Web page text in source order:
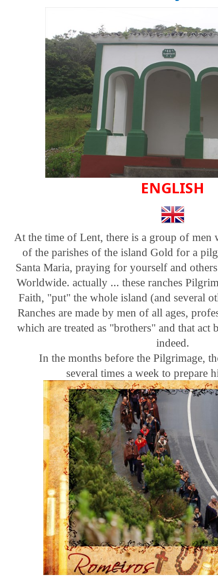
ENGLISH
At the time of Lent, there is a group of men
of the parishes of the island Gold for a
Santa Maria, praying for yourself and
Worldwide. actually ... these ranches
Faith, "put" the whole island (and several
Ranches are made by men of all ages,
which are treated as "brothers" and that act
indeed.
In the months before the Pilgrimage,
several times a week to prepare